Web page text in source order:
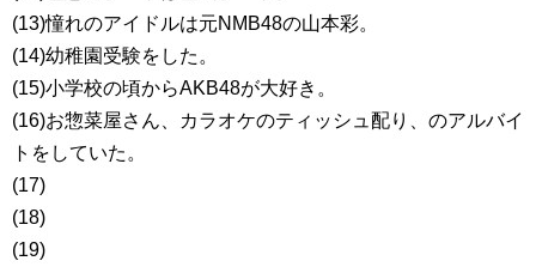
(13)憧れのアイドルは元NMB48の山本彩。
(14)幼稚園受験をした。
(15)小学校の頃からAKB48が大好き。
(16)お惣菜屋さん、カラオケのティッシュ配り、のアルバイ
トをしていた。
(17)
(18)
(19)